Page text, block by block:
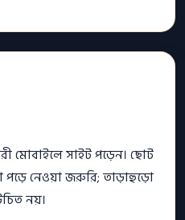
মোবাইলে সাইট পড়েন। ছোট
পড়ে নেওয়া জরুরি; তাড়াহুড়ো
নয়।